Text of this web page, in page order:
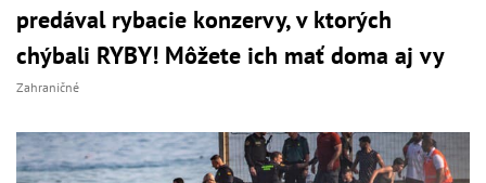
predával rybacie konzervy, v ktorých
chýbali RYBY! Môžete ich mať doma aj vy
Zahraničné